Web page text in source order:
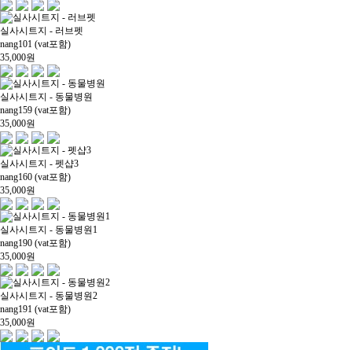
실사시트지 - 러브펫
nang101 (vat포함)
35,000원
실사시트지 - 동물병원
nang159 (vat포함)
35,000원
실사시트지 - 펫샵3
nang160 (vat포함)
35,000원
실사시트지 - 동물병원1
nang190 (vat포함)
35,000원
실사시트지 - 동물병원2
nang191 (vat포함)
35,000원